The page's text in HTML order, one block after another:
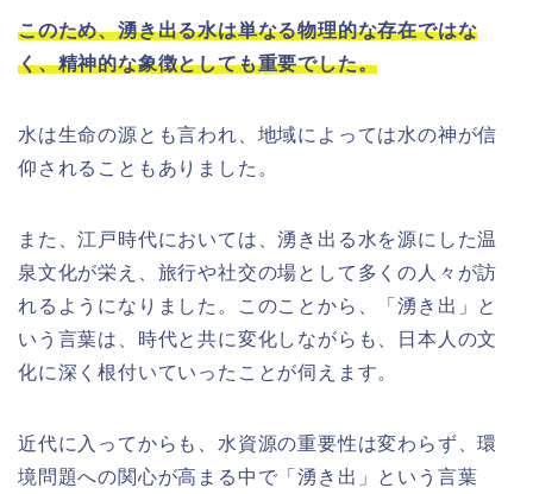
このため、湧き出る水は単なる物理的な存在ではな
く、精神的な象徴としても重要でした。
水は生命の源とも言われ、地域によっては水の神が信
仰されることもありました。
また、江戸時代においては、湧き出る水を源にした温
泉文化が栄え、旅行や社交の場として多くの人々が訪
れるようになりました。このことから、「湧き出」と
いう言葉は、時代と共に変化しながらも、日本人の文
化に深く根付いていったことが伺えます。
近代に入ってからも、水資源の重要性は変わらず、環
境問題への関心が高まる中で「湧き出」という言葉